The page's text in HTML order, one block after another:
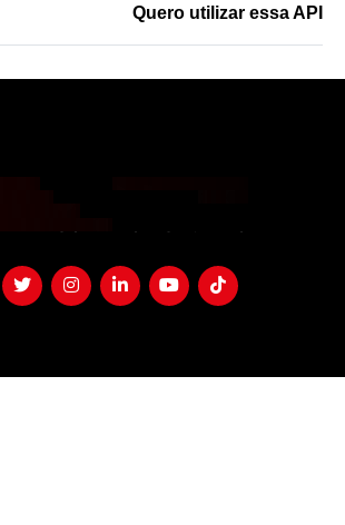
Quero utilizar essa API